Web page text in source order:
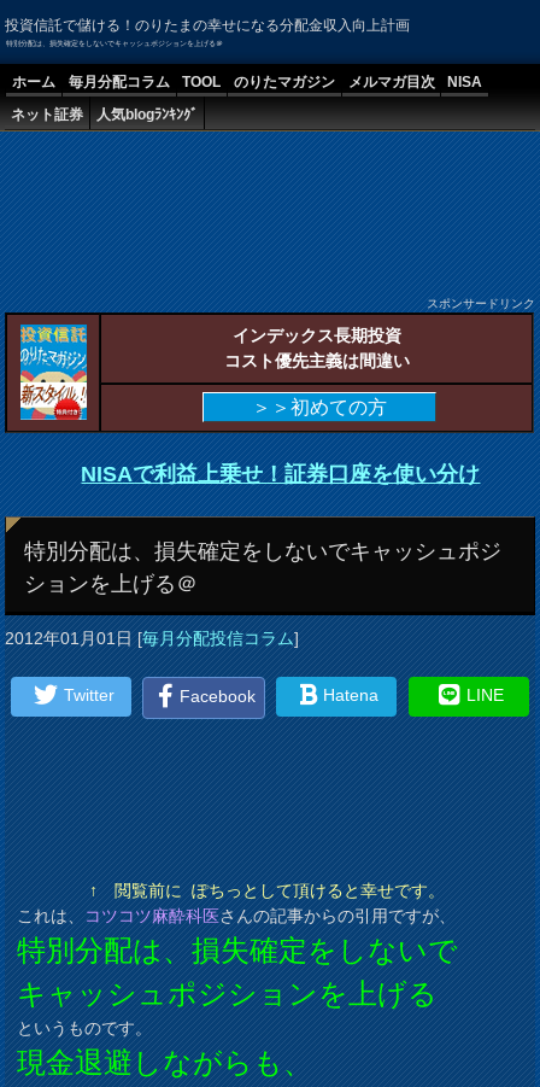
投資信託で儲ける！のりたまの幸せになる分配金収入向上計画
特別分配は、損失確定をしないでキャッシュポジションを上げる＠
ホーム 毎月分配コラム TOOL のりたマガジン メルマガ目次
NISA
ネット証券
人気blogﾗﾝｷﾝｸﾞ
スポンサードリンク
インデックス長期投資
コスト優先主義は間違い
＞＞初めての方
NISAで利益上乗せ！証券口座を使い分け
特別分配は、損失確定をしないでキャッシュポジ
ションを上げる＠
2012年01月01日[毎月分配投信コラム]
Twitter Facebook Hatena LINE
↑ 閲覧前に ぽちっとして頂けると幸せです。
これは、コツコツ麻酔科医さんの記事からの引用ですが、
特別分配は、損失確定をしないで
キャッシュポジションを上げる
というものです。
現金退避しながらも、